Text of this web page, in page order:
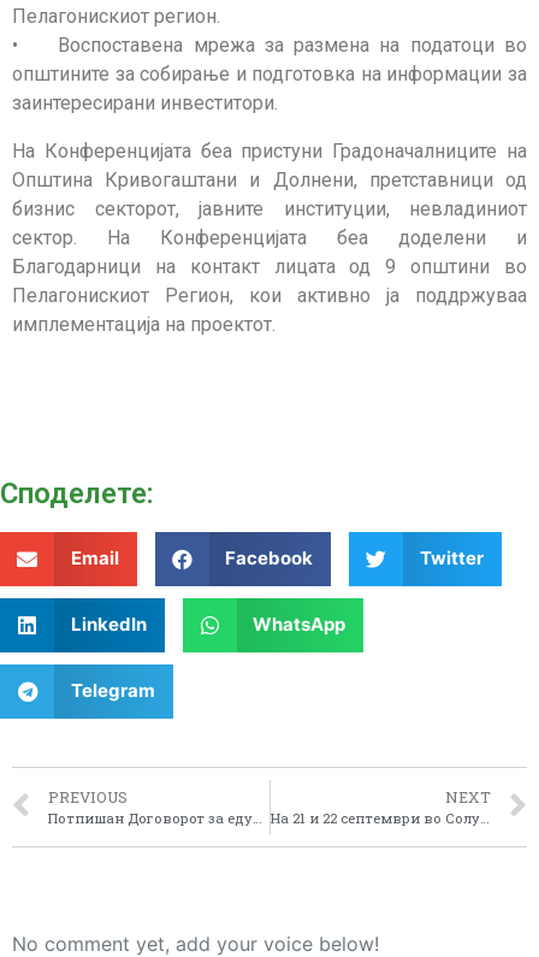
Пелагонискиот регион.
• Воспоставена мрежа за размена на податоци во
општините за собирање и подготовка на информации за
заинтересирани инвеститори.
На Конференцијата беа пристуни Градоначалниците на
Општина Кривогаштани и Долнени, претставници од
бизнис секторот, јавните институции, невладиниот
сектор. На Конференцијата беа доделени и
Благодарници на контакт лицата од 9 општини во
Пелагонискиот Регион, кои активно ја поддржуваа
имплементација на проектот.
Споделeте:
Email Facebook Twitter
LinkedIn WhatsApp
Telegram
PREVIOUS NEXT
На 21 и 22 септември во Солун, Република Грција ќе се одржи годишната конференција на Програмата за југоисточна Европа под наслов Транснационалната соработка како иструмент за развој во Југоисточна Европа
No comment yet, add your voice below!